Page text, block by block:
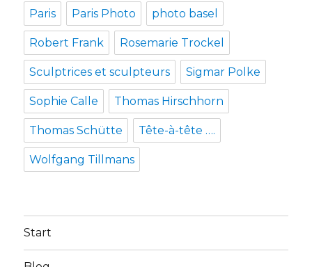
Paris Paris Photo photo basel
Robert Frank Rosemarie Trockel
Sculptrices et sculpteurs Sigmar Polke
Sophie Calle Thomas Hirschhorn
Thomas Schütte Tête-à-tête ….
Wolfgang Tillmans
Start